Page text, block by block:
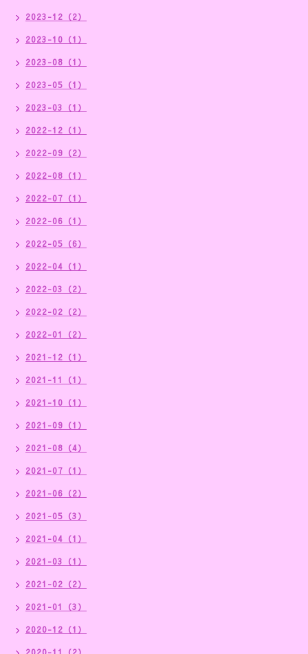
2023-12（2）
2023-10（1）
2023-08（1）
2023-05（1）
2023-03（1）
2022-12（1）
2022-09（2）
2022-08（1）
2022-07（1）
2022-06（1）
2022-05（6）
2022-04（1）
2022-03（2）
2022-02（2）
2022-01（2）
2021-12（1）
2021-11（1）
2021-10（1）
2021-09（1）
2021-08（4）
2021-07（1）
2021-06（2）
2021-05（3）
2021-04（1）
2021-03（1）
2021-02（2）
2021-01（3）
2020-12（1）